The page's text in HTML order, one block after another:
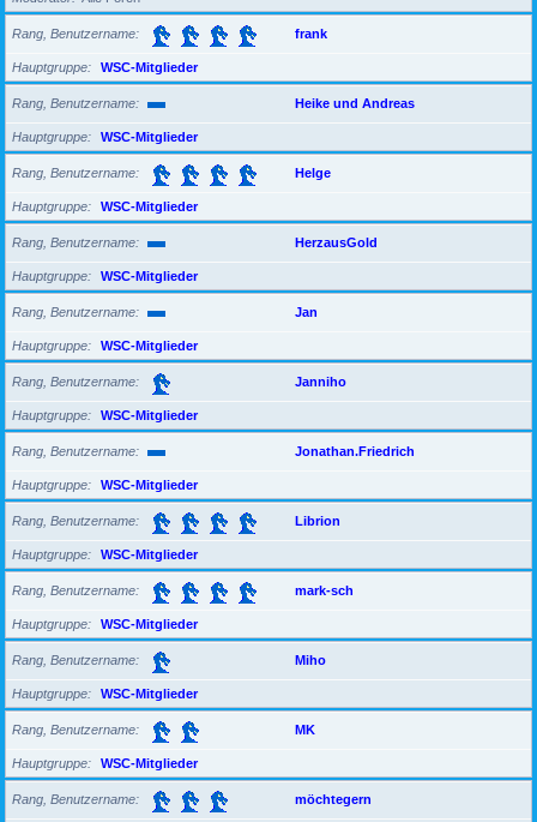
Rang, Benutzername frank
Hauptgruppe WSC-Mitglieder
Rang, Benutzername Heike und Andreas
Hauptgruppe WSC-Mitglieder
Rang, Benutzername Helge
Hauptgruppe WSC-Mitglieder
Rang, Benutzername HerzausGold
Hauptgruppe WSC-Mitglieder
Rang, Benutzername Jan
Hauptgruppe WSC-Mitglieder
Rang, Benutzername Janniho
Hauptgruppe WSC-Mitglieder
Rang, Benutzername Jonathan.Friedrich
Hauptgruppe WSC-Mitglieder
Rang, Benutzername Librion
Hauptgruppe WSC-Mitglieder
Rang, Benutzername mark-sch
Hauptgruppe WSC-Mitglieder
Rang, Benutzername Miho
Hauptgruppe WSC-Mitglieder
Rang, Benutzername MK
Hauptgruppe WSC-Mitglieder
Rang, Benutzername möchtegern